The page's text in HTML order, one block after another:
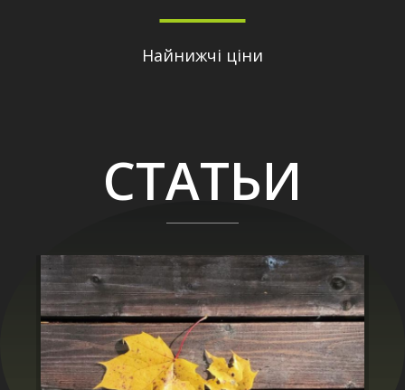
Найнижчі ціни
СТАТЬИ